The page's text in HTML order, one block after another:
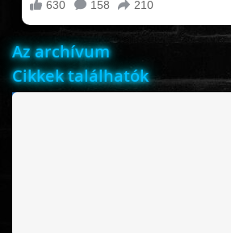
FELIRATOS FILMEK
AKCIÓ
Az archívum
Cikkek találhatók